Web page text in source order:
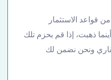
قواعد الاستثمار
ذهبت، إذا قم بحزم تلك
ونحن نضمن لك